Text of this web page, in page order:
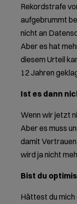
Rekordstrafe
aufgebrummt
nicht an
Aber es hat
diesem Urteil
12 Jahren
Ist es dann
Wenn wir jetzt
Aber es muss
damit
wird ja nicht
Bist du
Hättest du